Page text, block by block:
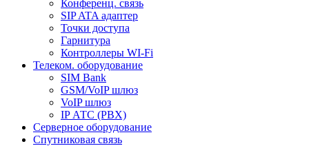
Конференц. связь
SIP ATA адаптер
Точки доступа
Гарнитура
Контроллеры WI-Fi
Телеком. оборудование
SIM Bank
GSM/VoIP шлюз
VoIP шлюз
IP АТС (PBX)
Серверное оборудование
Спутниковая связь